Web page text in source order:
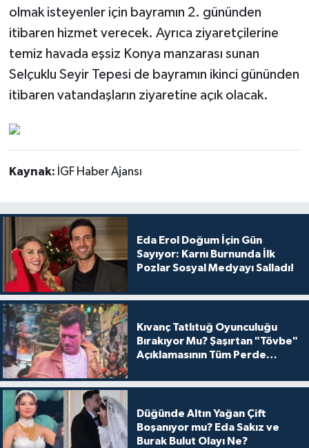
olmak isteyenler için bayramın 2. gününden
itibaren hizmet verecek. Ayrıca ziyaretçilerine
temiz havada eşsiz Konya manzarası sunan
Selçuklu Seyir Tepesi de bayramın ikinci gününden
itibaren vatandaşların ziyaretine açık olacak.
Kaynak: İGF Haber Ajansı
Eda Erol Doğum İçin Gün
Sayıyor: Karnı Burnunda İlk
Pozlar Sosyal Medyayı Salladı!
Kıvanç Tatlıtuğ Oyunculuğu
Bırakıyor Mu? Şaşırtan "Tövbe"
Açıklamasının Tüm Perde
Düğünde Altın Yağan Çift
Boşanıyor mu? Eda Sakız ve
Burak Bulut Olayı Ne?